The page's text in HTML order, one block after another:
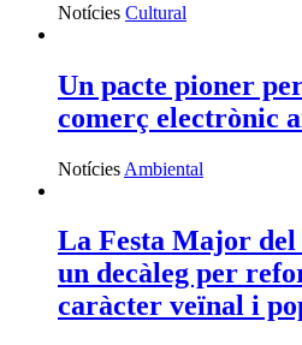
Notícies Cultural
Un pacte pioner
comerç electrònic
Notícies Ambiental
La Festa Major del
un decàleg per
caràcter veïnal i